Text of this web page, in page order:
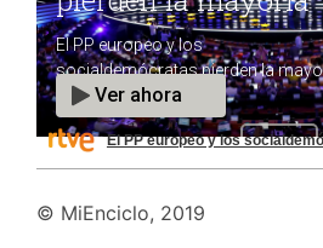
El PP europeo y los
© MiEnciclo, 2019